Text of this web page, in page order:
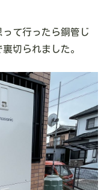
て行ったら銅管じ
切られました。